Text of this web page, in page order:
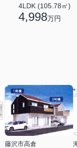
4LDK (105.78㎡)
4,998万円
藤沢市高倉